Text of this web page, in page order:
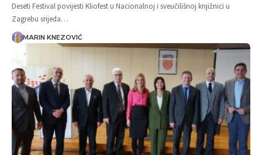
Deseti Festival povijesti Kliofest u Nacionalnoj i sveučilišnoj knjižnici u
Zagrebu srijeda…
MARIN KNEZOVIĆ